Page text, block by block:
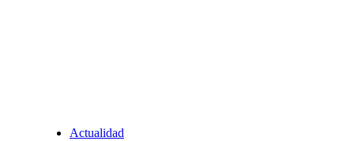
Actualidad